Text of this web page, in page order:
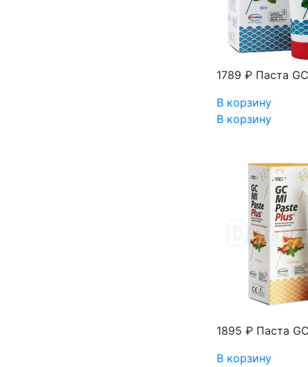
1789 ₽ Паста
В корзину
В корзину
1895 ₽ Паста
В корзину